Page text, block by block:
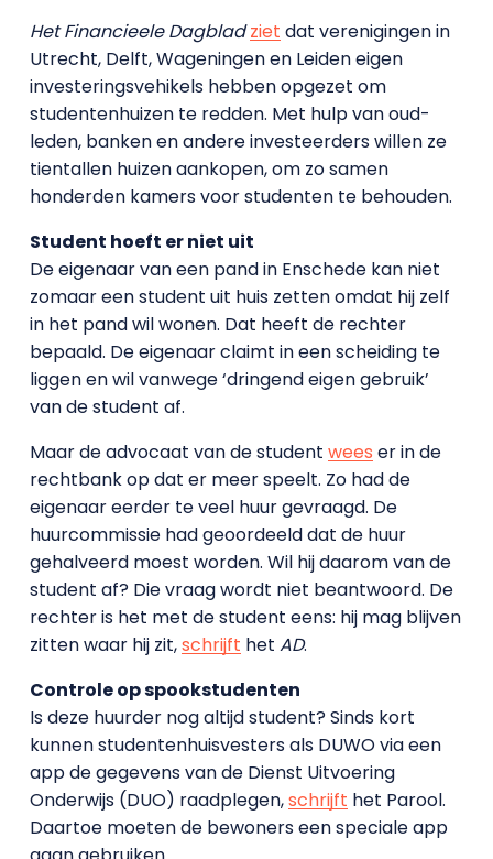
Het Financieele Dagblad ziet dat verenigingen in
Utrecht, Delft, Wageningen en Leiden eigen
investeringsvehikels hebben opgezet om
studentenhuizen te redden. Met hulp van oud-
leden, banken en andere investeerders willen ze
tientallen huizen aankopen, om zo samen
honderden kamers voor studenten te behouden.
Student hoeft er niet uit
De eigenaar van een pand in Enschede kan niet
zomaar een student uit huis zetten omdat hij zelf
in het pand wil wonen. Dat heeft de rechter
bepaald. De eigenaar claimt in een scheiding te
liggen en wil vanwege ‘dringend eigen gebruik’
van de student af.
Maar de advocaat van de student wees er in de
rechtbank op dat er meer speelt. Zo had de
eigenaar eerder te veel huur gevraagd. De
huurcommissie had geoordeeld dat de huur
gehalveerd moest worden. Wil hij daarom van de
student af? Die vraag wordt niet beantwoord. De
rechter is het met de student eens: hij mag blijven
zitten waar hij zit,schrijft het AD.
Controle op spookstudenten
Is deze huurder nog altijd student? Sinds kort
kunnen studentenhuisvesters als DUWO via een
app de gegevens van de Dienst Uitvoering
Onderwijs (DUO) raadplegen,schrijft het Parool.
Daartoe moeten de bewoners een speciale app